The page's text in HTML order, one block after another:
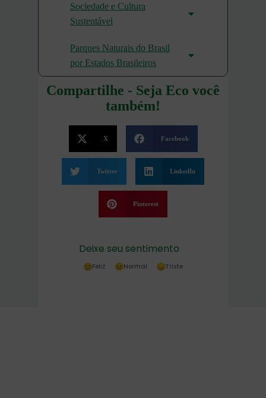
Sociedade e Cultura
Sustentável
Parques Naturais do Brasil
por Estados Brasileiros
Compartilhe - Seja Eco você
também!
X Facebook
Twitter LinkedIn
Pinterest
Deixe seu sentimento
Feliz Normal Triste